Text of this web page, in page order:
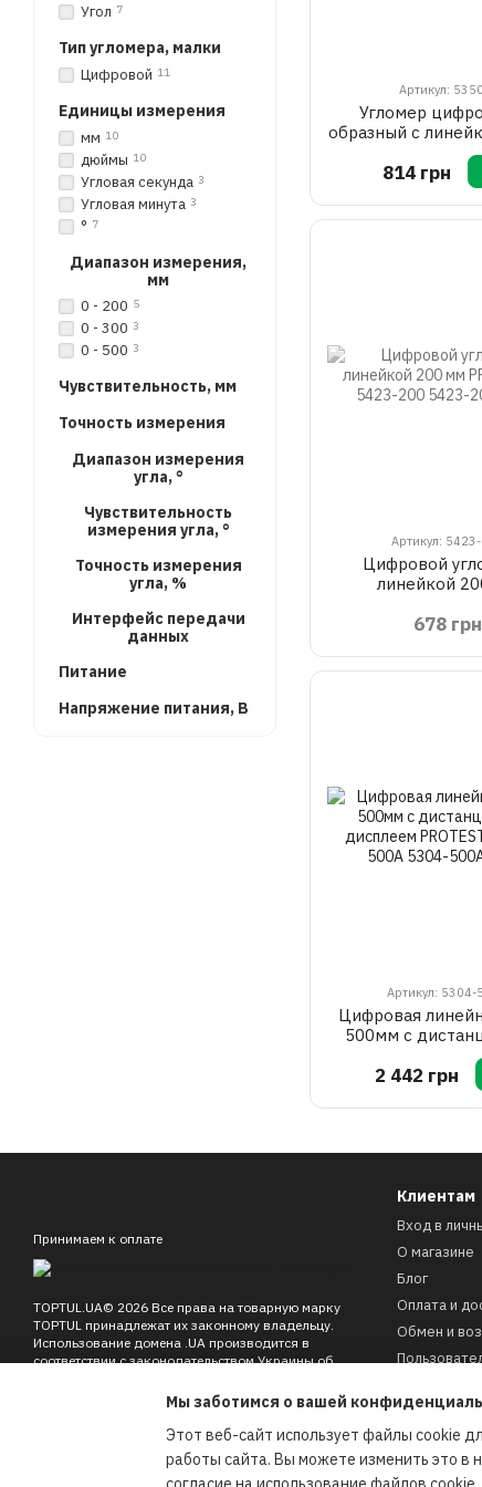
Артикул:
Угломер
образный с
0-360° 5350-T
814 грн
Артикул:
Цифровой
линейкой
678 грн
Артикул: 5304-
Цифровая
500мм с
дисплеем
500A
2 442 грн
Угол 7
Тип угломера, малки
Цифровой 11
Единицы измерения
мм 10
дюймы 10
Угловая секунда 3
Угловая минута 3
° 7
Диапазон измерения,
мм
0 - 200 5
0 - 300 3
0 - 500 3
Чувствительность, мм
Точность измерения
Диапазон измерения
угла, °
Чувствительность
измерения угла, °
Точность измерения
угла, %
Интерфейс передачи
данных
Питание
Напряжение питания, В
Принимаем к оплате
TOPTUL.UA© 2026 Все права на товарную марку
TOPTUL принадлежат их законному владельцу.
Использование домена .UA производится в
соответствии с законодательством Украины об
Мобильная версия
Клиентам
Вход в
О магазине
Блог
Оплата и
Обмен и
Контакты
Карта сайта
Мы заботимся о вашей
Этот веб-сайт использует файлы cookie
работы сайта. Вы можете изменить это в